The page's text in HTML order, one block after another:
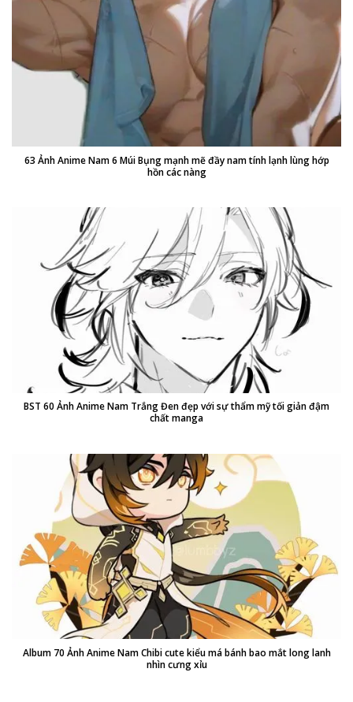
63 Ảnh Anime Nam 6 Múi Bụng mạnh mẽ đầy nam tính lạnh lùng hớp
hồn các nàng
BST 60 Ảnh Anime Nam Trắng Đen đẹp với sự thẩm mỹ tối giản đậm
chất manga
Album 70 Ảnh Anime Nam Chibi cute kiểu má bánh bao mắt long lanh
nhìn cưng xỉu